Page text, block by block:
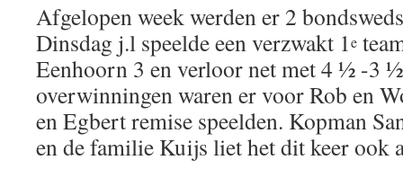
Afgelopen week werden er 2
Dinsdag j.l speelde een verzwakt 1e
Eenhoorn 3 en verloor net met 4 ½ -3
overwinningen waren er voor Rob en
en Egbert remise speelden. Kopman
en de familie Kuijs liet het dit keer ook